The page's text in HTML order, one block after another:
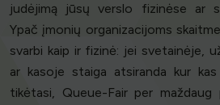
judėjimą jūsų verslo fizinėse ar
Ypač įmonių organizacijoms
svarbi kaip ir fizinė: jei svetainėje,
ar kasoje staiga atsiranda kur
tikėtasi, Queue-Fair per maždaug